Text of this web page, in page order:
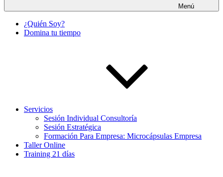
Menú
¿Quién Soy?
Domina tu tiempo
Servicios
Sesión Individual Consultoría
Sesión Estratégica
Formación Para Empresa: Microcápsulas Empresa
Taller Online
Training 21 días